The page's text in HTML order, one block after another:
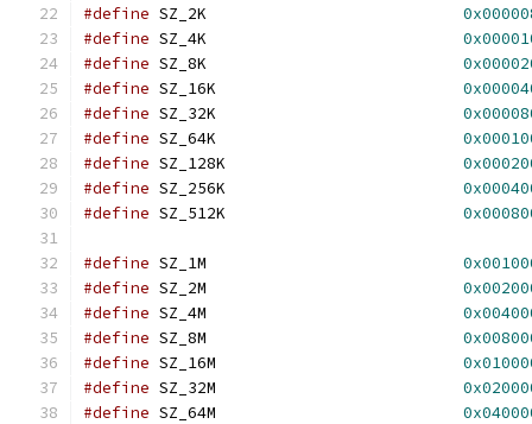
#define
#define
#define
#define
#define
#define
#define
#define
#define
#define
#define
#define
#define
#define
#define
#define